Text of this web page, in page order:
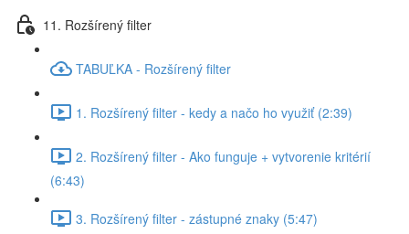
11. Rozšírený filter
TABUĽKA - Rozšírený filter
1. Rozšírený filter - kedy a načo ho využiť (2:39)
2. Rozšírený filter - Ako funguje + vytvorenie kritérií
(6:43)
3. Rozšírený filter - zástupné znaky (5:47)